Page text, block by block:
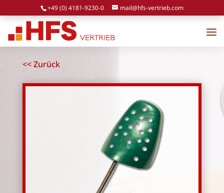
+49 (0) 4181-9230-0 mail@hfs-vertrieb.com
<< Zurück